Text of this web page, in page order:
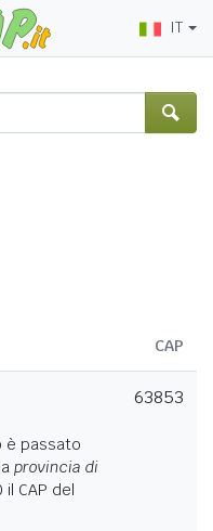
IT
CAP
è passato
provincia di
CAP del
63853